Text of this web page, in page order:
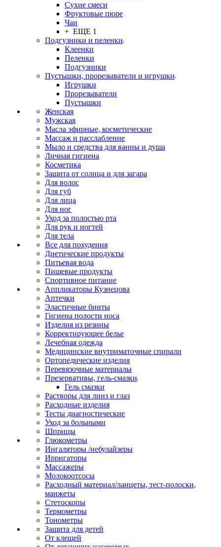
Сухие смеси
Фруктовые пюре
Чаи
+ ЕЩЕ 1
Подгузники и пеленки
Клеенки
Пеленки
Подгузники
Пустышки, прорезыватели и игрушки
Игрушки
Прорезыватели
Пустышки
Женская
Мужская
Масла эфирные, косметические
Массаж и расслабление
Мыло и средства для ванны и душа
Личная гигиена
Косметика
Защита от солнца и для загара
Для волос
Для губ
Для лица
Для ног
Уход за полостью рта
Для рук и ногтей
Для тела
Все для похудения
Диетические продукты
Питьевая вода
Пищевые продукты
Спортивное питание
Аппликаторы Кузнецова
Аптечки
Эластичные бинты
Гигиена полости носа
Изделия из резины
Корректирующее белье
Лечебная одежда
Медицинские внутриматочные спирали
Ортопедические изделия
Перевязочные материалы
Презервативы, гель-смазки
Гель смазки
Растворы для линз и глаз
Расходные изделия
Тесты диагностические
Уход за больными
Шприцы
Глюкометры
Ингаляторы /небулайзеры
Ирригаторы
Массажеры
Молокоотсосы
Расходный материал/ланцеты, тест-полоски,
манжеты
Стетоскопы
Термометры
Тонометры
Защита для детей
От клещей